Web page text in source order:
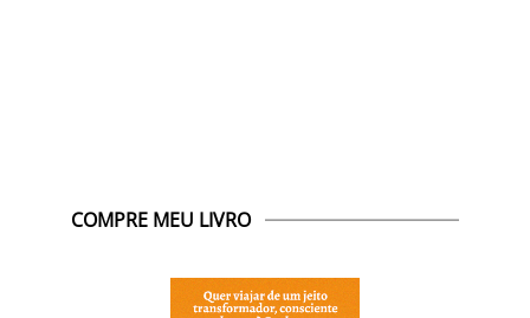
COMPRE MEU LIVRO